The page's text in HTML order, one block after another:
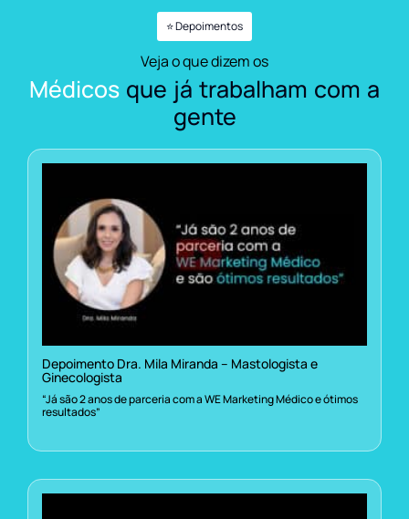
⭐ Depoimentos
Veja o que dizem os
Médicos que já trabalham com a
gente
Depoimento Dra. Mila Miranda – Mastologista e
Ginecologista
“Já são 2 anos de parceria com a WE Marketing Médico e ótimos
resultados”